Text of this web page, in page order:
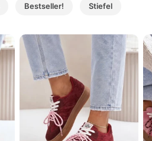
Bestseller! Stiefel